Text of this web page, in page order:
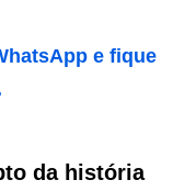
e fique
da história